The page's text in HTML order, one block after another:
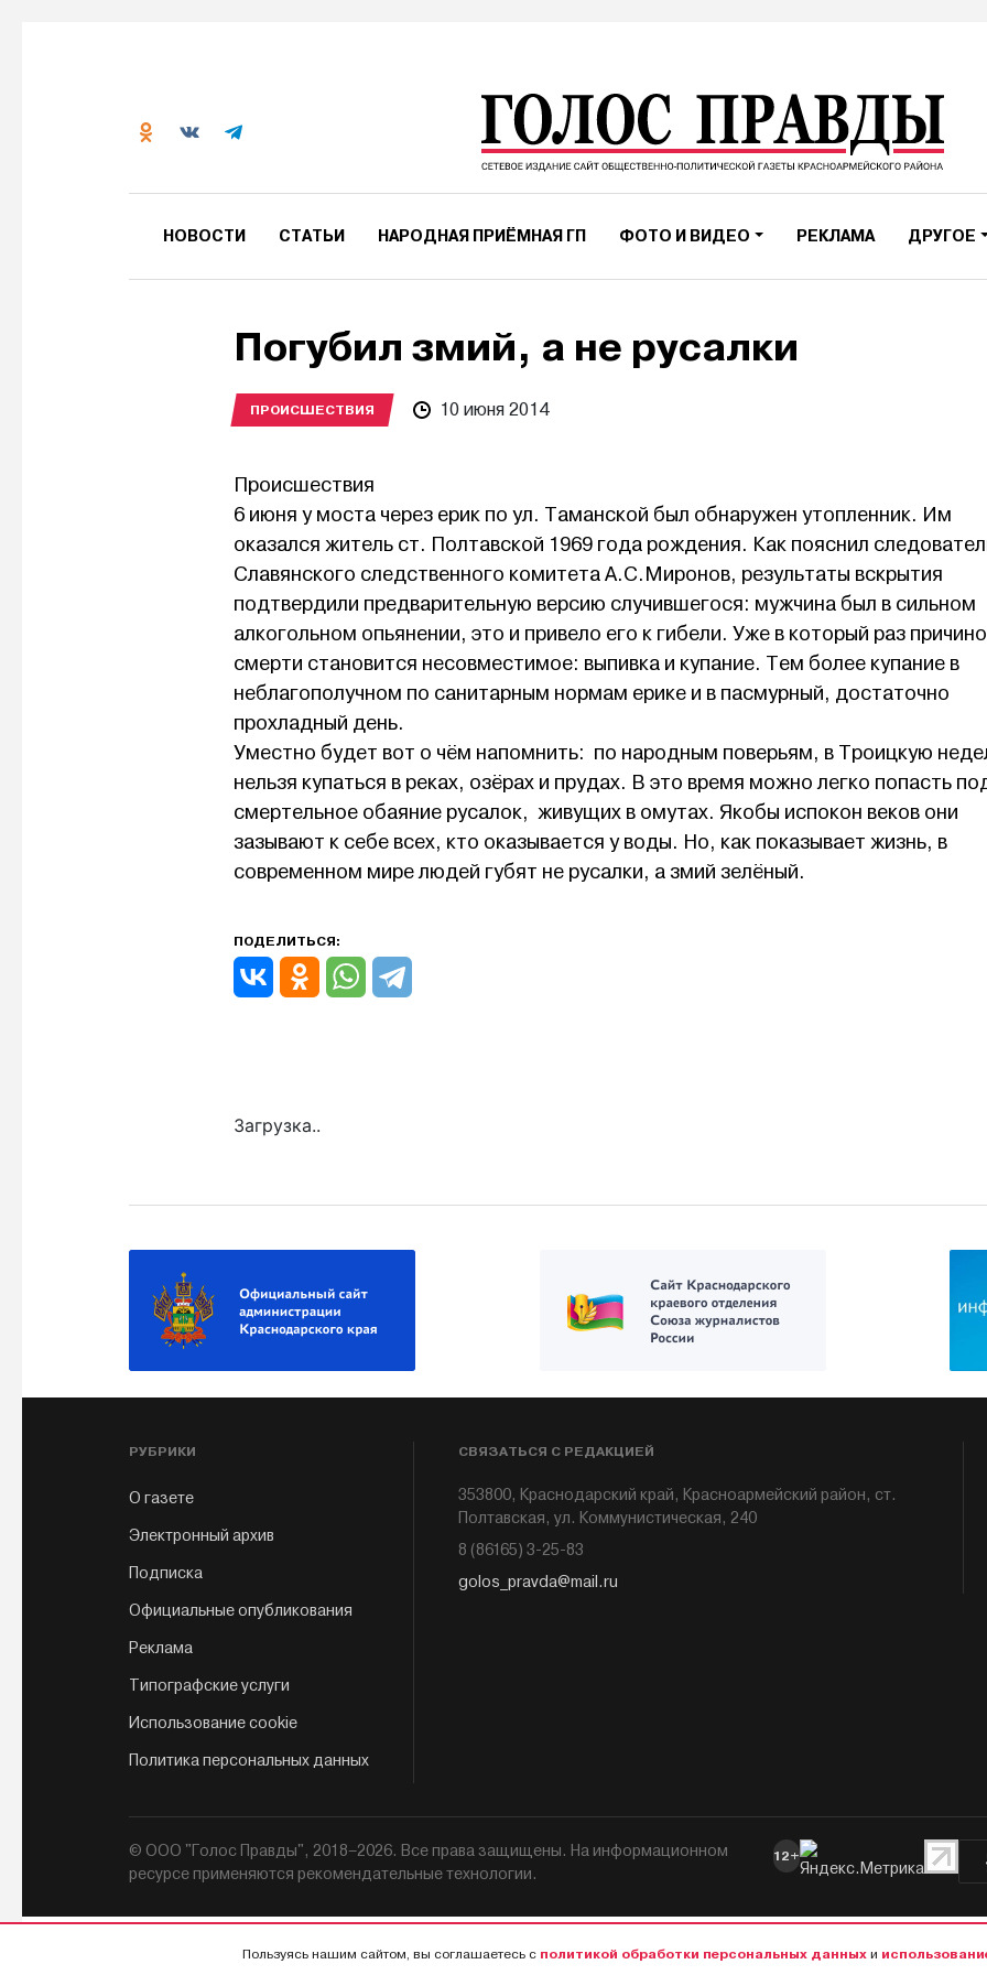
НОВОСТИ СТАТЬИ НАРОДНАЯ ПРИЁМНАЯ ГП ФОТО И ВИДЕО РЕКЛАМА ДРУГОЕ
Погубил змий, а не русалки
ПРОИСШЕСТВИЯ 10 июня 2014
Происшествия
6 июня у моста через ерик по ул. Таманской был обнаружен утопленник. Им
оказался житель ст. Полтавской 1969 года рождения. Как пояснил
Славянского следственного комитета А.С.Миронов, результаты вскрытия
подтвердили предварительную версию случившегося: мужчина был в сильном
алкогольном опьянении, это и привело его к гибели. Уже в который раз
смерти становится несовместимое: выпивка и купание. Тем более купание в
неблагополучном по санитарным нормам ерике и в пасмурный, достаточно
прохладный день.
Уместно будет вот о чём напомнить: по народным поверьям, в Троицкую
нельзя купаться в реках, озёрах и прудах. В это время можно легко попасть
смертельное обаяние русалок, живущих в омутах. Якобы испокон веков они
зазывают к себе всех, кто оказывается у воды. Но, как показывает жизнь, в
современном мире людей губят не русалки, а змий зелёный.
ПОДЕЛИТЬСЯ:
Загрузка..
РУБРИКИ
О газете
Электронный архив
Подписка
Официальные опубликования
Реклама
Типографские услуги
Использование cookie
Политика персональных данных
СВЯЗАТЬСЯ С РЕДАКЦИЕЙ
353800, Краснодарский край, Красноармейский район, ст.
Полтавская, ул. Коммунистическая, 240
8 (86165) 3-25-83
golos_pravda@mail.ru
© ООО "Голос Правды", 2018–2026. Все права защищены. На информационном
ресурсе применяются рекомендательные технологии.
12+
Пользуясь нашим сайтом, вы соглашаетесь с политикой обработки персональных данныхи